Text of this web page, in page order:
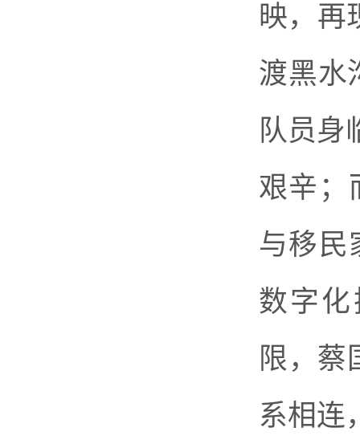
映，再
渡黑水
队员身
艰辛；
与移民
数字
限，蔡
系相连